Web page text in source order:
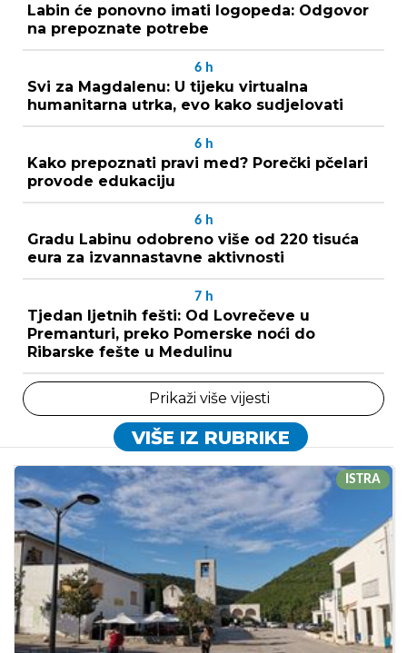
Labin će ponovno imati logopeda: Odgovor
na prepoznate potrebe
6 h
Svi za Magdalenu: U tijeku virtualna
humanitarna utrka, evo kako sudjelovati
6 h
Kako prepoznati pravi med? Porečki pčelari
provode edukaciju
6 h
Gradu Labinu odobreno više od 220 tisuća
eura za izvannastavne aktivnosti
7 h
Tjedan ljetnih fešti: Od Lovrečeve u
Premanturi, preko Pomerske noći do
Ribarske fešte u Medulinu
Prikaži više vijesti
VIŠE IZ RUBRIKE
ISTRA